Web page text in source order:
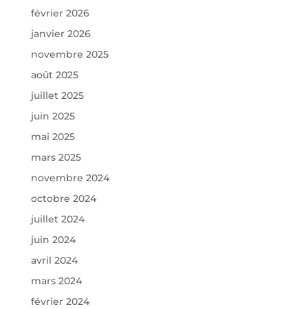
février 2026
janvier 2026
novembre 2025
août 2025
juillet 2025
juin 2025
mai 2025
mars 2025
novembre 2024
octobre 2024
juillet 2024
juin 2024
avril 2024
mars 2024
février 2024